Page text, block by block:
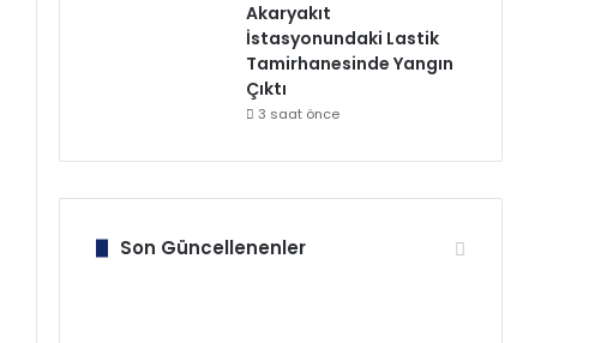
Akaryakıt
İstasyonundaki Lastik
Tamirhanesinde Yangın
Çıktı
3 saat önce
Son Güncellenenler